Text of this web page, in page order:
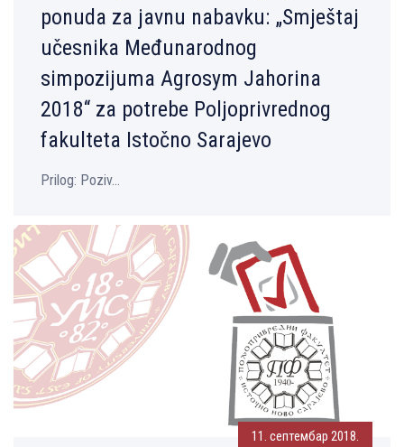
ponuda za javnu nabavku: „Smještaj
učesnika Međunarodnog
simpozijuma Agrosym Jahorina
2018“ za potrebe Polјoprivrednog
fakulteta Istočno Sarajevo
Prilog: Poziv...
11. септембар 2018.